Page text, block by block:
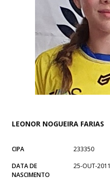
LEONOR NOGUEIRA FARIAS
CIPA
233350
DATA DE
NASCIMENTO
25-OUT-2011